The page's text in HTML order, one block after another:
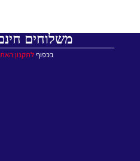
משלוחים
בכפוףלתקנון